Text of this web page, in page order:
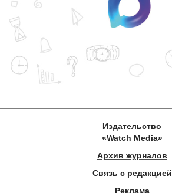
Издательство
«Watch Media»
Архив журналов
Связь с редакцией
Реклама